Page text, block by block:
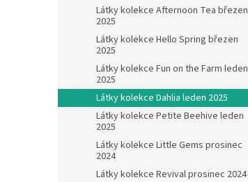
Látky kolekce Afternoon Tea březen
2025
Látky kolekce Hello Spring březen
2025
Látky kolekce Fun on the Farm leden
2025
Látky kolekce Dahlia leden 2025
Látky kolekce Petite Beehive leden
2025
Látky kolekce Little Gems prosinec
2024
Látky kolekce Revival prosinec 2024